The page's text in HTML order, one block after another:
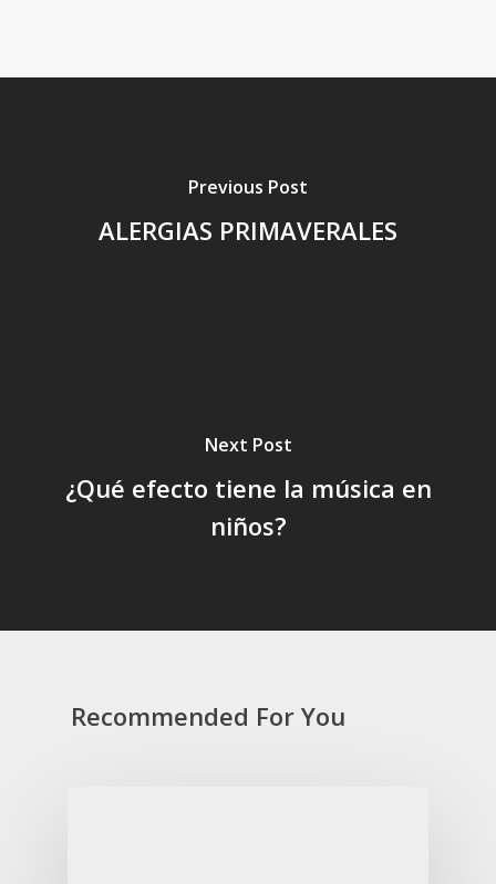
Previous Post
ALERGIAS PRIMAVERALES
Next Post
¿Qué efecto tiene la música en
niños?
Recommended For You